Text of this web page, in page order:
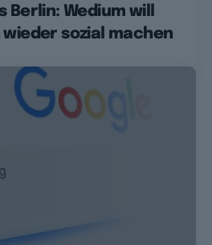
Berlin: Wedium will
sozial machen